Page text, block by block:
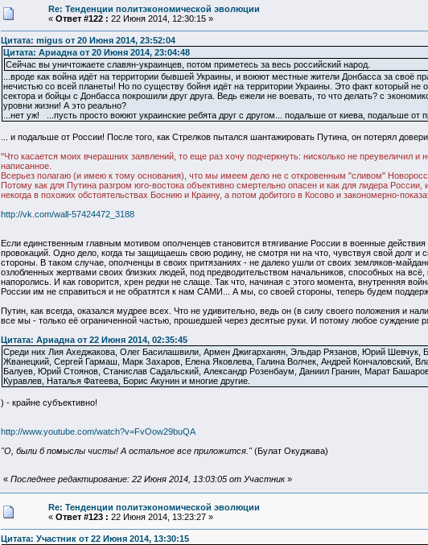
Re: Тенденции политэкономической эволюции
« Ответ #122 : 22 Июня 2014, 12:30:15 »
Цитата: migus от 20 Июня 2014, 23:52:04
Цитата: Ариадна от 20 Июня 2014, 23:04:48
Сейчас вы уничтожаете славян-украинцев, потом приметесь за весь российский народ.
...вроде как война идёт на территории бывшей Украины, и воюют местные жители Донбасса за своё
нечистью со всей планеты! Но по существу бойня идёт на территории Украины. Это факт который
сектора и бойцы с Донбасса покрошили друг друга. Ведь ежели не воевать, то что делать? с
уровни жизни! А это реально?
...нет уж! ...пусть просто воюют украинские ребята друг с другом... подальше от киева, подальше
... и подальше от России! После того, как Стрелков пытался шантажировать Путина, он потерял
"Что касается моих вчерашних заявлений, то еще раз хочу подчеркнуть: нисколько не преувеличил
написанное.
Всерьез полагаю (и имею к тому основания), что мы имеем дело не с откровенным "сливом"
Потому как для Путина разгром юго-востока объективно смертельно опасен и как для лидера
некогда в похожих обстоятельствах Боснию и Краину, а потом добитого в Косово и закономерно-
http://vk.com/wall-57424472_3188
Если единственным главным мотивом ополченцев становится втягивание России в военные
провокаций. Одно дело, когда ты защищаешь свою родину, не смотря ни на что, чувствуя свой долг
стороны. В таком случае, ополченцы в своих притязаниях - не далеко ушли от своих земляков-
озлобленных жертвами своих близких людей, под предводительством начальников, способных на
напоролись. И как говорится, хрен редки не слаще. Так что, начиная с этого момента, внутренняя
России им не справиться и не обратятся к нам САМИ... А мы, со своей стороны, теперь будем
Путин, как всегда, оказался мудрее всех. Что не удивительно, ведь он (в силу своего положения
все мы - только её ограниченной частью, прошедшей через десятые руки. И потому любое суждение
Цитата: Ариадна от 22 Июня 2014, 02:35:45
Среди них Лия Ахеджакова, Олег Басилашвили, Армен Джигарханян, Эльдар Рязанов, Юрий
Жванецкий, Сергей Гармаш, Марк Захаров, Елена Яковлева, Галина Волчек, Андрей Кончаловский,
Балуев, Юрий Стоянов, Станислав Садальский, Александр Розенбаум, Даниил Гранин, Марат
Куравлев, Наталья Фатеева, Борис Акунин и многие другие.
) - крайне субъективно!
http://www.youtube.com/watch?v=FvOow29buQA
"О, были б помыслы чисты! А остальное все приложится."(Булат Окуджава)
« Последнее редактирование: 22 Июня 2014, 13:03:05 от Участник»
Re: Тенденции политэкономической эволюции
« Ответ #123 : 22 Июня 2014, 13:23:27 »
Цитата: Участник от 22 Июня 2014, 13:30:15